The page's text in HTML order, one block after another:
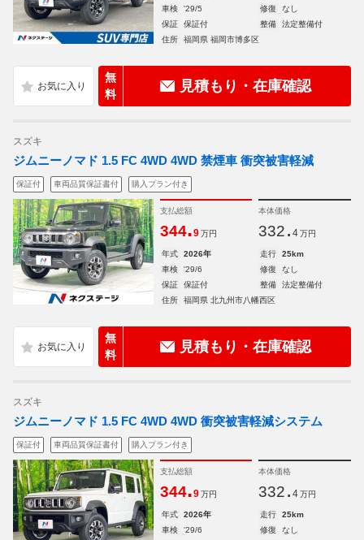
車検
'29/5 修復
なし
保証
保証付 整備
法定整備付
住所
福岡県 福岡市博多区
無
料
見積もり・在庫確認
スズキ
ジムニーノマド 1.5 FC 4WD 4WD 禁煙車 衝突被害軽減
保証付 車両品質保証書付 購入プラン付き
支払総額
344.9 万円
本体価格
332. 4 万円
年式 2026年 走行
25km
車検
'29/6 修復
なし
保証
保証付 整備
法定整備付
住所
福岡県 北九州市八幡西区
無
料
見積もり・在庫確認
スズキ
ジムニーノマド 1.5 FC 4WD 4WD 衝突被害軽減システム
保証付 車両品質保証書付 購入プラン付き
支払総額
344.9 万円
本体価格
332. 4 万円
年式 2026年 走行
25km
車検
'29/6 修復
なし